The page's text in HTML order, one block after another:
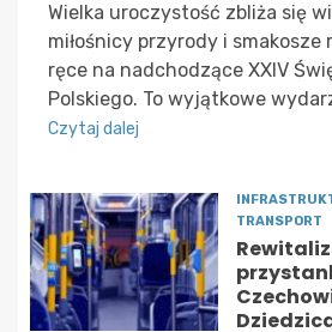
Wielka uroczystość zbliża się
miłośnicy przyrody i smakosze
ręce na nadchodzące XXIV
Polskiego. To wyjątkowe
Czytaj dalej
TRANSPORT